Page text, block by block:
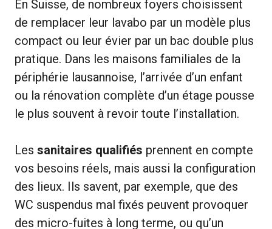
En Suisse, de nombreux foyers choisissent
de remplacer leur lavabo par un modèle plus
compact ou leur évier par un bac double plus
pratique. Dans les maisons familiales de la
périphérie lausannoise, l’arrivée d’un enfant
ou la rénovation complète d’un étage pousse
le plus souvent à revoir toute l’installation.
Les sanitaires qualifiés prennent en compte
vos besoins réels, mais aussi la configuration
des lieux. Ils savent, par exemple, que des
WC suspendus mal fixés peuvent provoquer
des micro-fuites à long terme, ou qu’un